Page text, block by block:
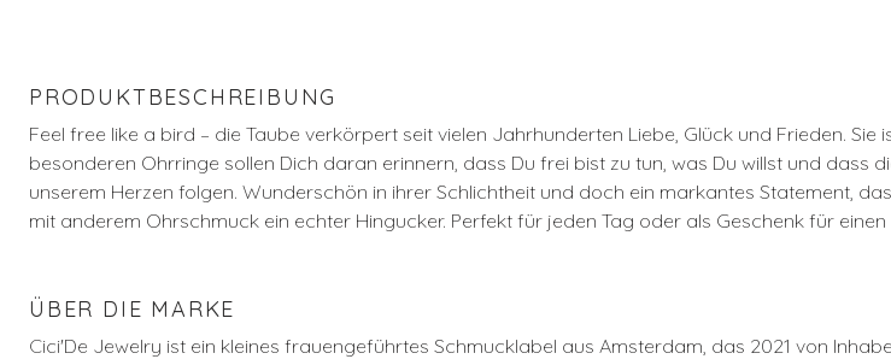
PRODUKTBESCHREIBUNG
Feel free like a bird – die Taube verkörpert seit vielen Jahrhunderten Liebe, Glück und Frieden.
besonderen Ohrringe sollen Dich daran erinnern, dass Du frei bist zu tun, was Du willst und dass
unserem Herzen folgen. Wunderschön in ihrer Schlichtheit und doch ein markantes Statement,
mit anderem Ohrschmuck ein echter Hingucker. Perfekt für jeden Tag oder als Geschenk für einen
ÜBER DIE MARKE
Cici'De Jewelry ist ein kleines frauengeführtes Schmucklabel aus Amsterdam, das 2021 von